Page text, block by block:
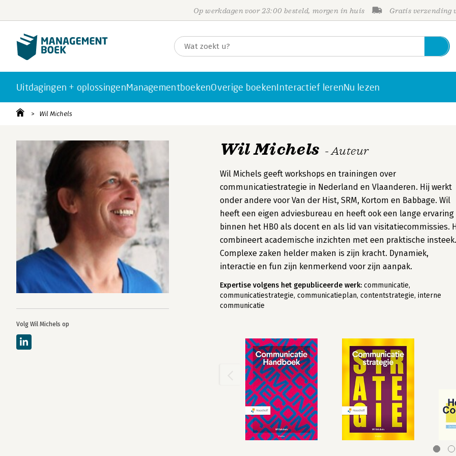
Op werkdagen voor 23:00 besteld, morgen in huis Gratis verzending
Uitdagingen + oplossingenManagementboekenOverige boekenInteractief lerenNu lezen
Wil Michels
Volg Wil Michels op
Wil Michels - Auteur
Wil Michels geeft workshops en trainingen over
communicatiestrategie in Nederland en Vlaanderen. Hij werkt
onder andere voor Van der Hist, SRM, Kortom en Babbage. Wil
heeft een eigen adviesbureau en heeft ook een lange ervaring
binnen het HB0 als docent en als lid van visitatiecommissies.
combineert academische inzichten met een praktische insteek.
Complexe zaken helder maken is zijn kracht. Dynamiek,
interactie en fun zijn kenmerkend voor zijn aanpak.
Expertise volgens het gepubliceerde werk: communicatie,
communicatiestrategie, communicatieplan, contentstrategie, interne
communicatie